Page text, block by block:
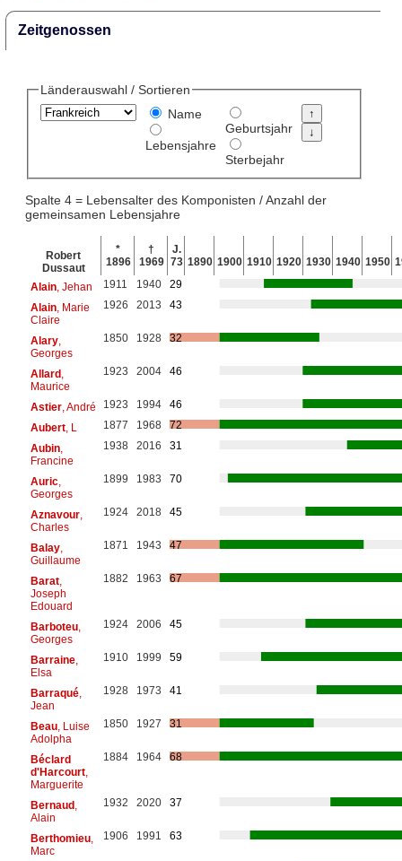
Zeitgenossen
Länderauswahl / Sortieren
Name
Lebensjahre
Geburtsjahr
Sterbejahr
Spalte 4 = Lebensalter des Komponisten / Anzahl der
gemeinsamen Lebensjahre
Robert
Dussaut
*
1896
†
1969
J.
73 1890 1900 1910 1920 1930 1940 1950
Alain, Jehan 1911 1940
29
Alain, Marie
Claire
1926 2013 43
Alary,
Georges
1850 1928 32
Allard,
Maurice
1923 2004 46
Astier, André 1923 1994
46
Aubert, L 1877 1968
72
Aubin,
Francine
1938 2016 31
Auric,
Georges
1899 1983 70
Aznavour,
Charles
1924 2018 45
Balay,
Guillaume
1871 1943 47
Barat,
Joseph
Edouard
1882 1963 67
Barboteu,
Georges
1924 2006 45
Barraine,
Elsa
1910 1999 59
Barraqué,
Jean
1928 1973 41
Beau, Luise
Adolpha
1850 1927 31
Béclard
d'Harcourt,
Marguerite
1884 1964 68
Bernaud,
Alain
1932 2020 37
Berthomieu,
Marc
1906 1991 63